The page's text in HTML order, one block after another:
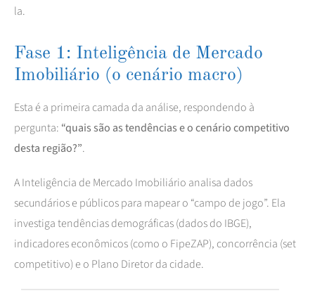
la.
Fase 1: Inteligência de Mercado
Imobiliário (o cenário macro)
Esta é a primeira camada da análise, respondendo à
pergunta: “quais são as tendências e o cenário competitivo
desta região?”.
A Inteligência de Mercado Imobiliário analisa dados
secundários e públicos para mapear o “campo de jogo”. Ela
investiga tendências demográficas (dados do IBGE),
indicadores econômicos (como o FipeZAP), concorrência (set
competitivo) e o Plano Diretor da cidade.